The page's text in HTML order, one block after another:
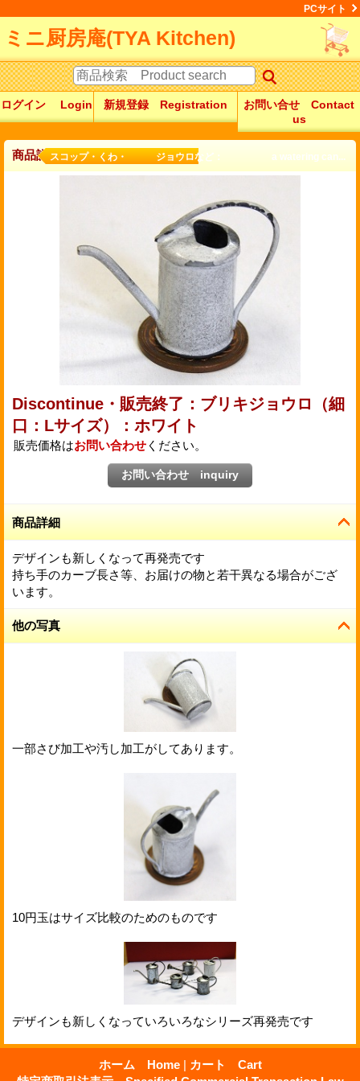
PCサイト
ミニ厨房庵(TYA Kitchen)
ログイン Login 新規登録 Registration
お問い合せ Contact
us
商品詳細スコップ・くわ・ ジョウロなど： a watering can...
Discontinue・販売終了：ブリキジョウロ（細
口：Lサイズ）：ホワイト
販売価格はお問い合わせ ください。
商品詳細
デザインも新しくなって再発売です
持ち手のカーブ長さ等、お届けの物と若干異なる場合がござ
います。
他の写真
一部さび加工や汚し加工がしてあります。
10円玉はサイズ比較のためのものです
デザインも新しくなっていろいろなシリーズ再発売です
ホーム Home | カート Cart